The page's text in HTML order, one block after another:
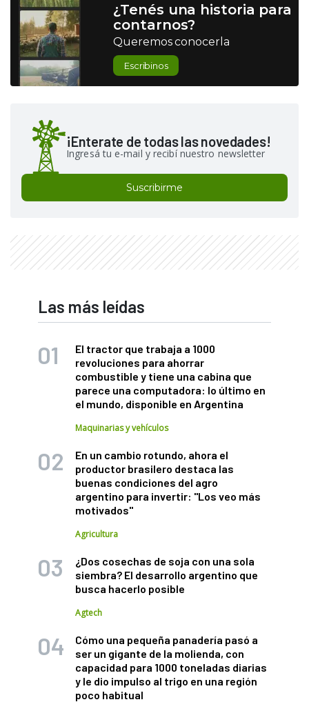
¿Tenés una historia para
contarnos?
Queremos conocerla
Escribinos
¡Enterate de todas las novedades!
Ingresá tu e-mail y recibí nuestro newsletter
Suscribirme
Las más leídas
El tractor que trabaja a 1000
revoluciones para ahorrar
combustible y tiene una cabina que
parece una computadora: lo último en
el mundo, disponible en Argentina
Maquinarias y vehículos
En un cambio rotundo, ahora el
productor brasilero destaca las
buenas condiciones del agro
argentino para invertir: "Los veo más
motivados"
Agricultura
¿Dos cosechas de soja con una sola
siembra? El desarrollo argentino que
busca hacerlo posible
Agtech
Cómo una pequeña panadería pasó a
ser un gigante de la molienda, con
capacidad para 1000 toneladas diarias
y le dio impulso al trigo en una región
poco habitual